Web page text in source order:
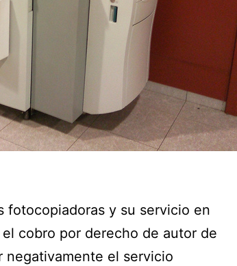
fotocopiadoras y su servicio en
cobro por derecho de autor de
negativamente el servicio